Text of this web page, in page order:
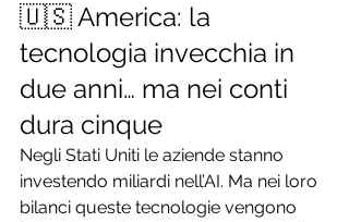
🇺🇸 America: la
tecnologia invecchia in
due anni… ma nei conti
dura cinque
Negli Stati Uniti le aziende stanno
investendo miliardi nell’AI. Ma nei loro
bilanci queste tecnologie vengono